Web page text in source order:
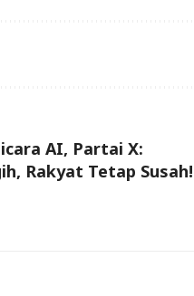
AI, Partai X:
Rakyat Tetap Susah!